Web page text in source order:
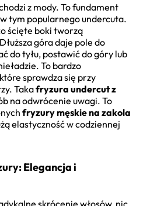
z mody. To fundament
tym popularnego undercuta.
ścięte boki tworzą
góra daje pole do
do tyłu, postawić do góry lub
To bardzo
sprawdza się przy
Takafryzura undercut z
na odwrócenie uwagi. To
fryzury męskie na zakola
elastyczność w codziennej
Elegancja i
skrócenie włosów, nic